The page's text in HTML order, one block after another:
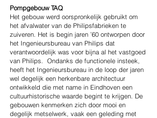
Pompgebouw TAQ
Het gebouw werd oorspronkelijk gebruikt om
het afvalwater van de Philipsfabrieken te
zuiveren. Het is begin jaren ’60 ontworpen door
het Ingenieursbureau van Philips dat
verantwoordelijk was voor bijna al het vastgoed
van Philips. Ondanks de functionele insteek,
heeft het Ingenieursbureau in de loop der jaren
wel degelijk een herkenbare architectuur
ontwikkeld die met name in Eindhoven een
cultuurhistorische waarde begint te krijgen. De
gebouwen kenmerken zich door mooi en
degelijk metselwerk, vaak een geleding met